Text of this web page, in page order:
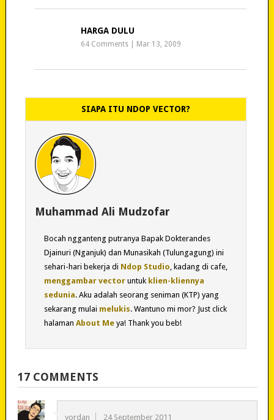
HARGA DULU
64 Comments Mar 13, 2009
SIAPA ITU NDOP VECTOR?
Muhammad Ali Mudzofar
Bocah ngganteng putranya Bapak Dokterandes
Djainuri (Nganjuk) dan Munasikah (Tulungagung) ini
sehari-hari bekerja di Ndop Studio , kadang di cafe,
menggambar vectoruntuk klien-kliennya
sedunia. Aku adalah seorang seniman (KTP) yang
sekarang mulai melukis. Wantuno mi mor? Just click
halaman About Meya! Thank you beb!
17 COMMENTS
yordan 24 September 2011